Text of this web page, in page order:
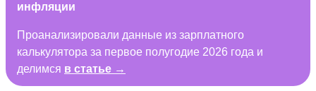
инфляции
Проанализировали данные из зарплатного
калькулятора за первое полугодие 2026 года и
делимся в статье →